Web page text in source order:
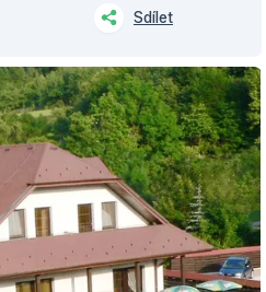
Sdílet